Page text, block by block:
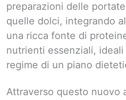
preparazioni delle
quelle dolci, integrando
una ricca fonte di
nutrienti essenziali,
regime di un piano
Attraverso questo nuovo